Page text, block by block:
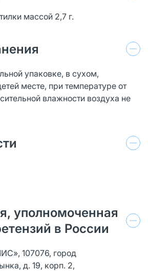
массой 2,7 г.
упаковке, в сухом,
месте, при температуре от
влажности воздуха не
уполномоченная
в России
107076, город
д. 19, корп. 2,